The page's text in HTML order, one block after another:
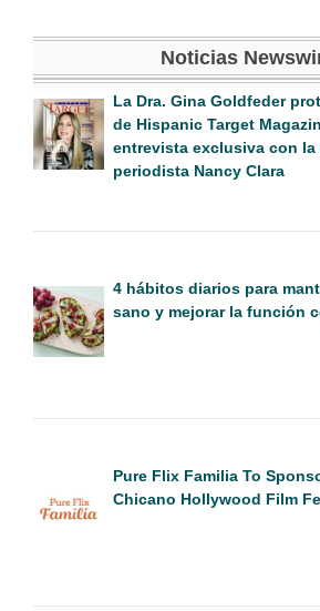
Noticias
La Dra. Gina Goldfeder
de Hispanic Target
entrevista exclusiva con la
periodista Nancy Clara
4 hábitos diarios para
sano y mejorar la función
Pure Flix Familia To
Chicano Hollywood Film